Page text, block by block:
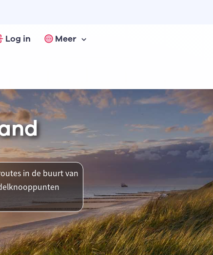
Log in Meer
in de buurt van